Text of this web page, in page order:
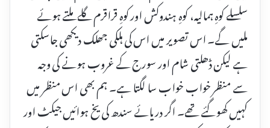
سلسلے کوہِ ہمالیہ، کوہِ ہندوکش اور کوہِ قراقرم گلے ملتے ہوئے
ملیں گے۔ اس تصویر میں اس کی ہلکی جھلک دیکھی جاسکتی
ہے لیکن ڈھلتی شام اور سورج کے غروب ہونے کی وجہ
سے منظر خواب خواب سا لگتا ہے۔ ہم بھی اس منظر میں
کہیں کھو گئے تھے۔ اگر دریائے سندھ کی یخ ہوائیں جیکٹ اور